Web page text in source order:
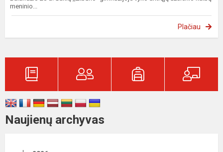
meninio...
Plačiau
Naujienų archyvas